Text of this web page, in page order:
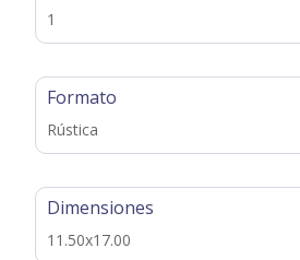
1
Formato
Rústica
Dimensiones
11.50x17.00